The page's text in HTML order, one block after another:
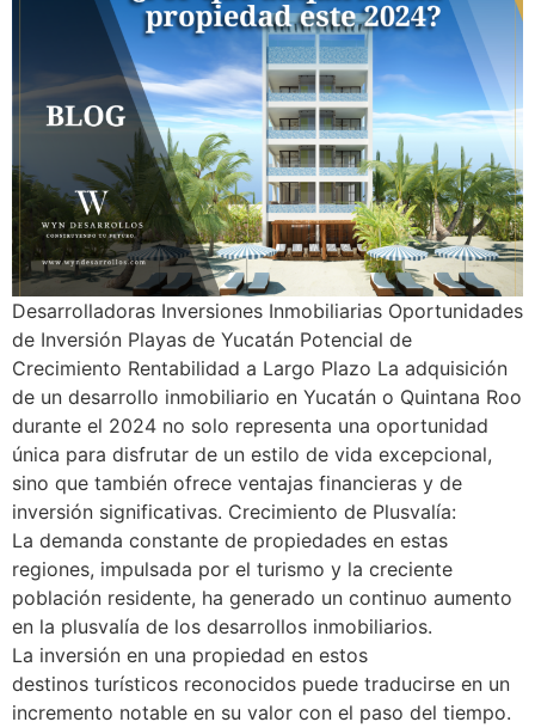
Desarrolladoras Inversiones Inmobiliarias Oportunidades
de Inversión Playas de Yucatán Potencial de
Crecimiento Rentabilidad a Largo Plazo La adquisición
de un desarrollo inmobiliario en Yucatán o Quintana Roo
durante el 2024 no solo representa una oportunidad
única para disfrutar de un estilo de vida excepcional,
sino que también ofrece ventajas financieras y de
inversión significativas. Crecimiento de Plusvalía:
La demanda constante de propiedades en estas
regiones, impulsada por el turismo y la creciente
población residente, ha generado un continuo aumento
en la plusvalía de los desarrollos inmobiliarios.
La inversión en una propiedad en estos
destinos turísticos reconocidos puede traducirse en un
incremento notable en su valor con el paso del tiempo.